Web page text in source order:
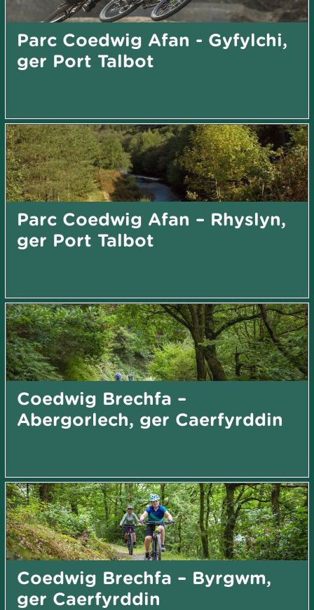
Parc Coedwig Afan - Gyfylchi,
ger Port Talbot
Parc Coedwig Afan – Rhyslyn,
ger Port Talbot
Coedwig Brechfa –
Abergorlech, ger Caerfyrddin
Coedwig Brechfa – Byrgwm,
ger Caerfyrddin